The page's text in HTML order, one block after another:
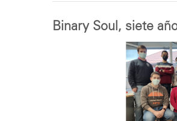
Binary Soul, siete